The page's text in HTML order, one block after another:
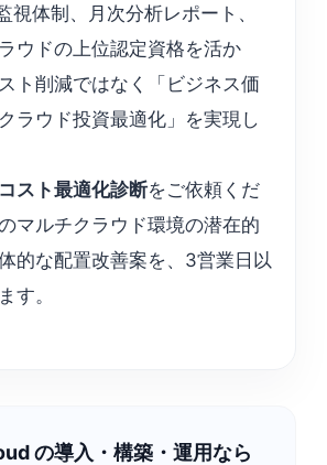
視体制、月次分析レポート、
ウドの上位認定資格を活か
ト削減ではなく「ビジネス価
ラウド投資最適化」を実現し
スト最適化診断をご依頼くだ
マルチクラウド環境の潜在的
的な配置改善案を、3営業日以
す。
の導入・構築・運用なら